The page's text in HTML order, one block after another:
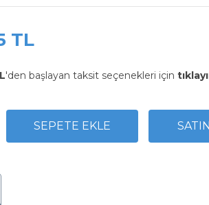
TL
'den başlayan taksit seçenekleri için